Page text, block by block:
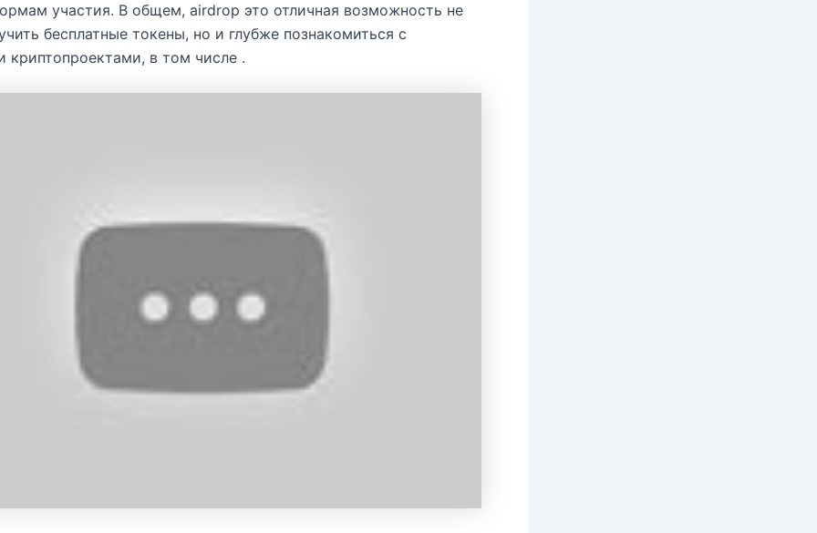
участия. В общем, airdrop это отличная возможность не
бесплатные токены, но и глубже познакомиться с
криптопроектами, в том числе .